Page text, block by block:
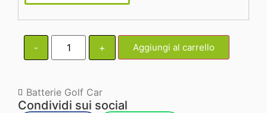
- + Aggiungi al carrello
Batterie Golf Car
Condividi sui social